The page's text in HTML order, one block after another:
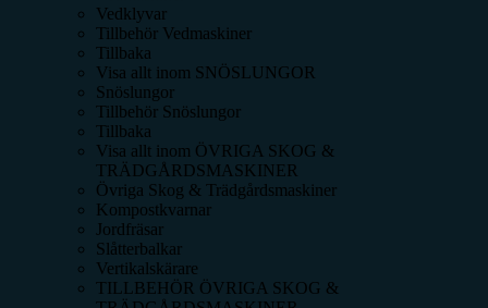
Vedklyvar
Tillbehör Vedmaskiner
Tillbaka
Visa allt inom SNÖSLUNGOR
Snöslungor
Tillbehör Snöslungor
Tillbaka
Visa allt inom ÖVRIGA SKOG &
TRÄDGÅRDSMASKINER
Övriga Skog & Trädgårdsmaskiner
Kompostkvarnar
Jordfräsar
Slåtterbalkar
Vertikalskärare
TILLBEHÖR ÖVRIGA SKOG &